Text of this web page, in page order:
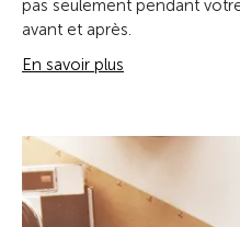
pas seulement pendant
avant et après.
En savoir plus